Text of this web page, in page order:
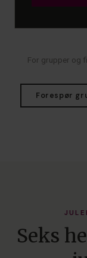
For grupper og
Forespør
Seks